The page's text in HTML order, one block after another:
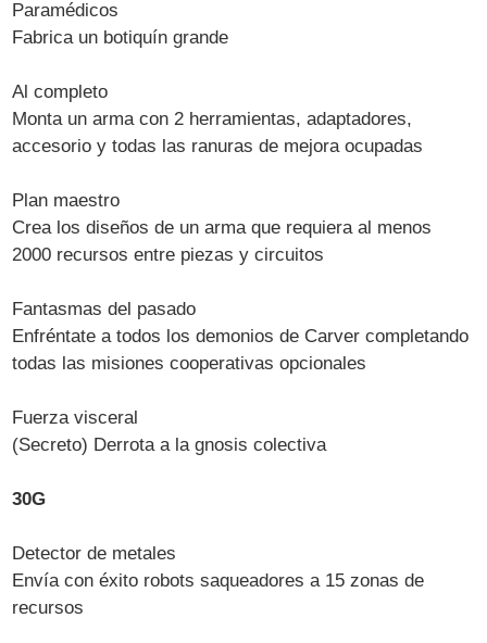
Paramédicos
Fabrica un botiquín grande
Al completo
Monta un arma con 2 herramientas, adaptadores,
accesorio y todas las ranuras de mejora ocupadas
Plan maestro
Crea los diseños de un arma que requiera al menos
2000 recursos entre piezas y circuitos
Fantasmas del pasado
Enfréntate a todos los demonios de Carver completando
todas las misiones cooperativas opcionales
Fuerza visceral
(Secreto) Derrota a la gnosis colectiva
30G
Detector de metales
Envía con éxito robots saqueadores a 15 zonas de
recursos